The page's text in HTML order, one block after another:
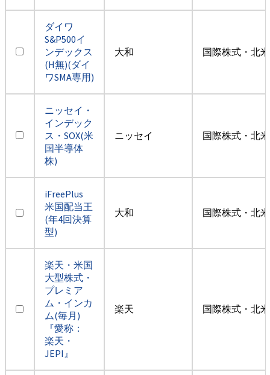
ダイワ
S&P500イ
ンデックス
(H無)(ダイ
ワSMA専用)
大和 国際株式・北
ニッセイ・
インデック
ス・SOX(米
国半導体
株)
ニッセイ 国際株式・北
iFreePlus
米国配当王
(年4回決算
型)
大和 国際株式・北
楽天・米国
大型株式・
プレミア
ム・インカ
ム(毎月)
『愛称：
楽天・
JEPI』
楽天 国際株式・北